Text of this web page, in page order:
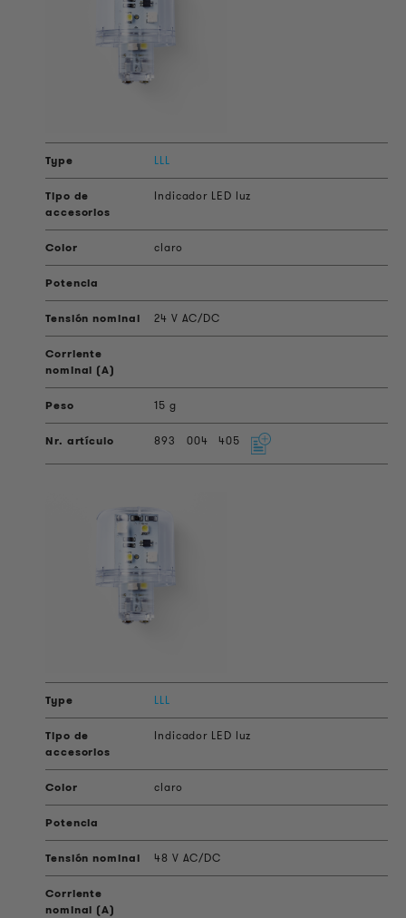
LLL
Indicador LED luz
claro
24 V AC/DC
15 g
893 004 405
LLL
Indicador LED luz
claro
48 V AC/DC